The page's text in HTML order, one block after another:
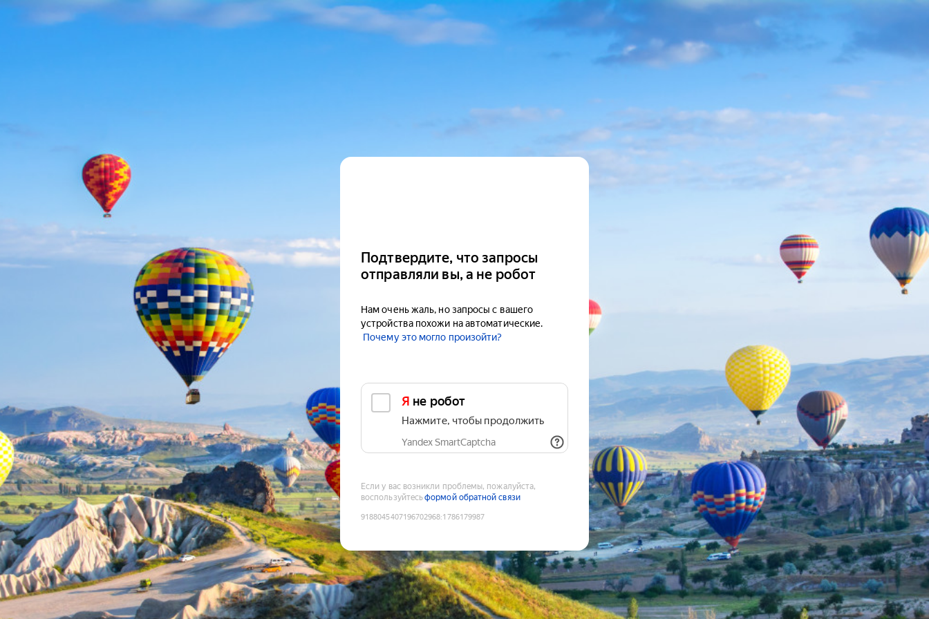
Подтвердите, что запросы
отправляли вы, а не робот
Нам очень жаль, но запросы с вашего
устройства похожи на автоматические.
Почему это могло произойти?
Я не робот
Нажмите, чтобы продолжить
Yandex SmartCaptcha
Если у вас возникли проблемы, пожалуйста,
воспользуйтесьформой обратной связи
9188045407196702968:1786179987